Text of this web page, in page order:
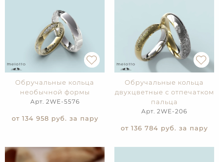
Обручальные кольца
необычной формы
Арт. 2WE-5576
от 134 958 руб. за пару
Обручальные кольца
двухцветные с отпечатком
пальца
Арт. 2WE-206
от 136 784 руб. за пару